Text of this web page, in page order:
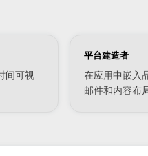
间可视
平台建造者
在应用中嵌入
邮件和内容布